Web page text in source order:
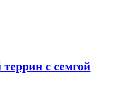
с семгой